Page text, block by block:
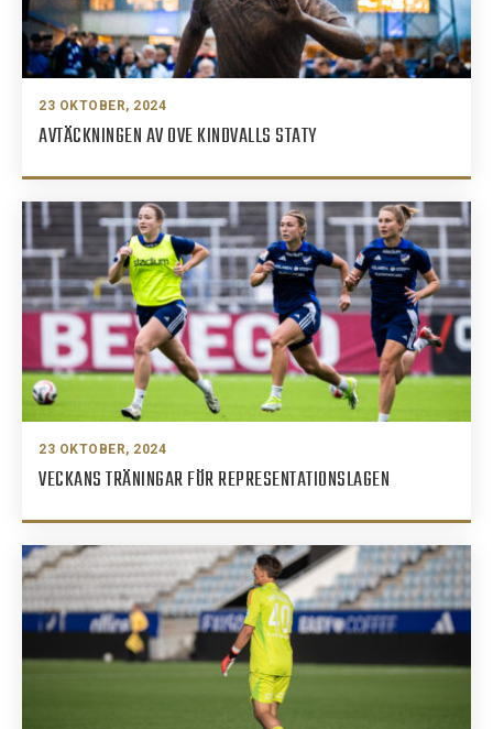
23 OKTOBER, 2024
AVTÄCKNINGEN AV OVE KINDVALLS STATY
23 OKTOBER, 2024
VECKANS TRÄNINGAR FÖR REPRESENTATIONSLAGEN